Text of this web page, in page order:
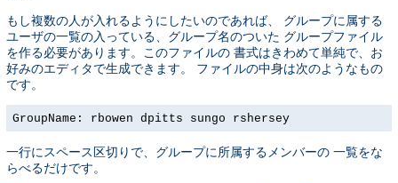
もし複数の人が入れるようにしたいのであれば、 グループに属する
ユーザの一覧の入っている、グループ名のついた グループファイル
を作る必要があります。このファイルの 書式はきわめて単純で、お
好みのエディタで生成できます。 ファイルの中身は次のようなもの
です。
GroupName: rbowen dpitts sungo rshersey
一行にスペース区切りで、グループに所属するメンバーの 一覧をな
らべるだけです。